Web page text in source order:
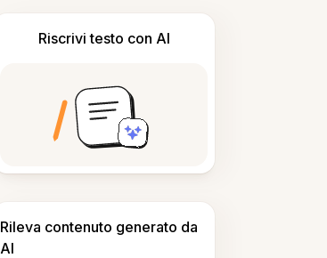
Riscrivi testo con AI
Rileva contenuto generato da
AI